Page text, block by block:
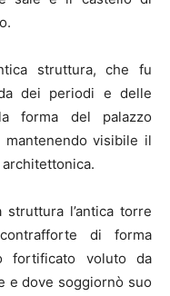
struttura, che fu
dei periodi e delle
forma del palazzo
visibile il
l’antica torre
di forma
fortificato voluto da
e dove soggiornò suo